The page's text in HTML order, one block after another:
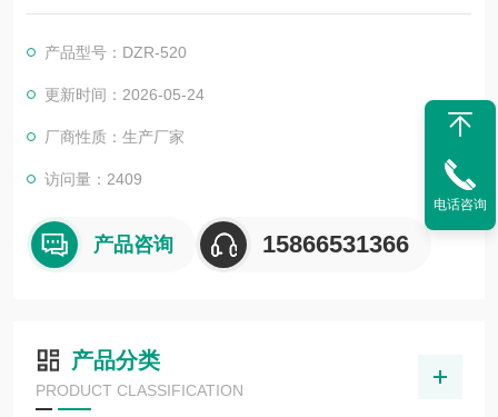
率高。广泛应用于各种食品、非食品包装领域。
产品型号：DZR-520
更新时间：2026-05-24
厂商性质：生产厂家
访问量：2409
产品咨询 15866531366
产品分类
PRODUCT CLASSIFICATION
电话咨询